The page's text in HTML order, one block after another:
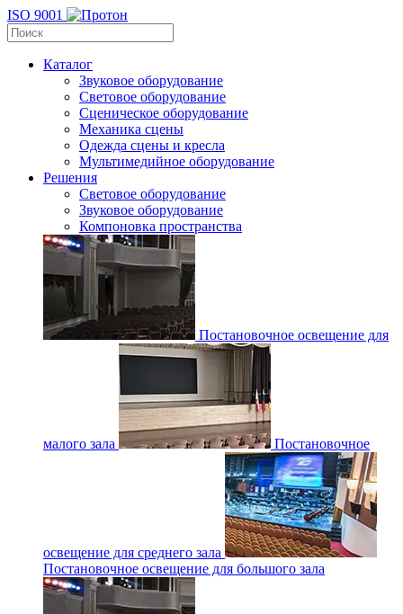
ISO 9001
Каталог
Звуковое оборудование
Световое оборудование
Сценическое оборудование
Механика сцены
Одежда сцены и кресла
Мультимедийное оборудование
Решения
Световое оборудование
Звуковое оборудование
Компоновка пространства
Постановочное освещение для
малого зала Постановочное
освещение для среднего зала
Постановочное освещение для большого зала